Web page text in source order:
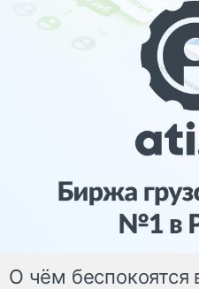
О чём беспокоятся